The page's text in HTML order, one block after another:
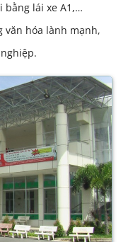
bằng lái xe A1,…
văn hóa lành mạnh,